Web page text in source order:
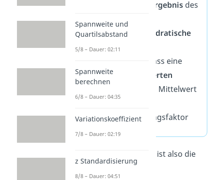
Ergebnisdes
Zufallsexperiments
ist die
quadratische
Abweichung
beschreibt, dass eine
Summeder
quadrierten
vom Mittelwert
ist der Gewichtungsfaktor
Die Standardabweichung ist also die
Varianz.
Spannweite und
Quartilsabstand
5/8 – Dauer: 02:11
Spannweite
berechnen
6/8 – Dauer: 04:35
Variationskoeffizient
7/8 – Dauer: 02:19
z Standardisierung
8/8 – Dauer: 04:51